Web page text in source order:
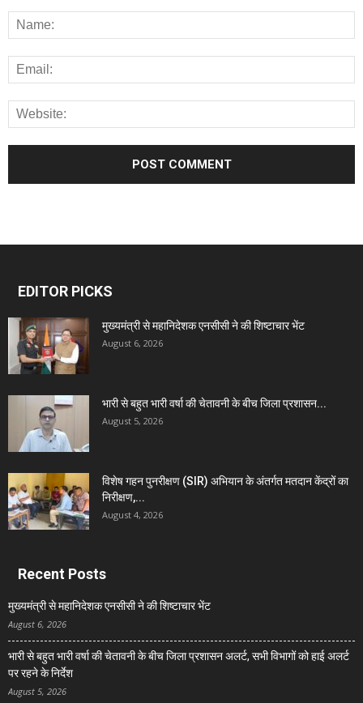
EDITOR PICKS
मुख्यमंत्री से महानिदेशक एनसीसी ने की शिष्टाचार भेंट
August 6, 2026
भारी से बहुत भारी वर्षा की चेतावनी के बीच जिला प्रशासन...
August 5, 2026
विशेष गहन पुनरीक्षण (SIR) अभियान के अंतर्गत मतदान केंद्रों का
निरीक्षण,...
August 4, 2026
Recent Posts
मुख्यमंत्री से महानिदेशक एनसीसी ने की शिष्टाचार भेंट
August 6, 2026
भारी से बहुत भारी वर्षा की चेतावनी के बीच जिला प्रशासन अलर्ट, सभी विभागों को हाई अलर्ट
पर रहने के निर्देश
August 5, 2026